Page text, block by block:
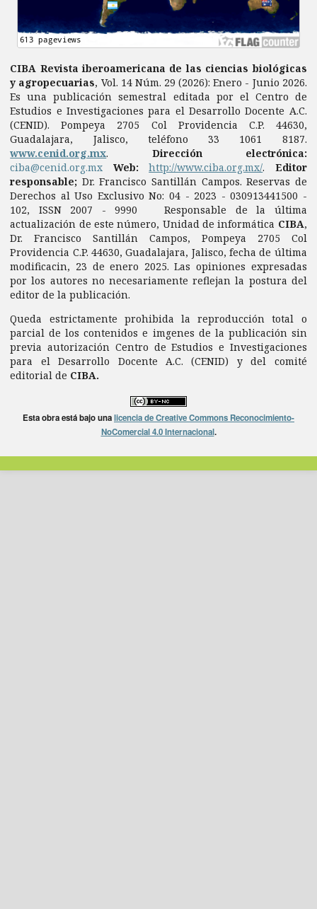
CIBA Revista iberoamericana de las ciencias biológicas
y agropecuarias, Vol. 14 Núm. 29 (2026): Enero - Junio 2026.
Es una publicación semestral editada por el Centro de
Estudios e Investigaciones para el Desarrollo Docente A.C.
(CENID). Pompeya 2705 Col Providencia C.P. 44630,
Guadalajara, Jalisco, teléfono 33 1061 8187.
www.cenid.org.mx. Dirección electrónica:
ciba@cenid.org.mx
Web: http://www.ciba.org.mx/. Editor
responsable; Dr. Francisco Santillán Campos. Reservas de
Derechos al Uso Exclusivo No: 04 - 2023 - 030913441500 -
102, ISSN 2007 - 9990 Responsable de la última
actualización de este número, Unidad de informática CIBA,
Dr. Francisco Santillán Campos, Pompeya 2705 Col
Providencia C.P. 44630, Guadalajara, Jalisco, fecha de última
modificacin, 23 de enero 2025. Las opiniones expresadas
por los autores no necesariamente reflejan la postura del
editor de la publicación.
Queda estrictamente prohibida la reproducción total o
parcial de los contenidos e imgenes de la publicación sin
previa autorización Centro de Estudios e Investigaciones
para el Desarrollo Docente A.C. (CENID) y del comité
editorial de CIBA.
Esta obra está bajo unalicencia de Creative Commons Reconocimiento-
NoComercial 4.0 Internacional.